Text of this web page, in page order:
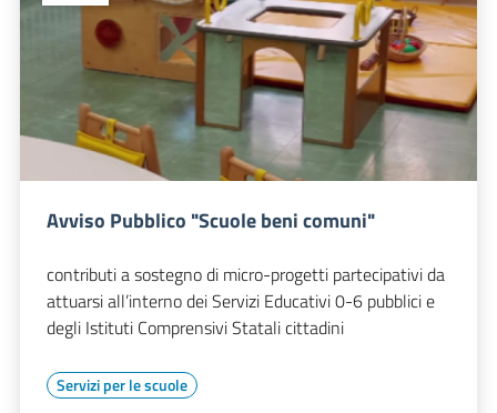
Avviso Pubblico "Scuole beni comuni"
contributi a sostegno di micro-progetti partecipativi da
attuarsi all’interno dei Servizi Educativi 0-6 pubblici e
degli Istituti Comprensivi Statali cittadini
Servizi per le scuole